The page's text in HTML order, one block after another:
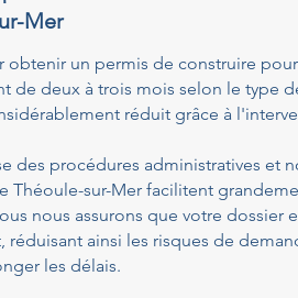
Mer
obtenir un permis de construire
de deux à trois mois selon le type
réduit grâce à
des procédures administratives et
Théoule-sur-Mer facilitent
nous assurons que votre
réduisant ainsi les risques de
les délais.